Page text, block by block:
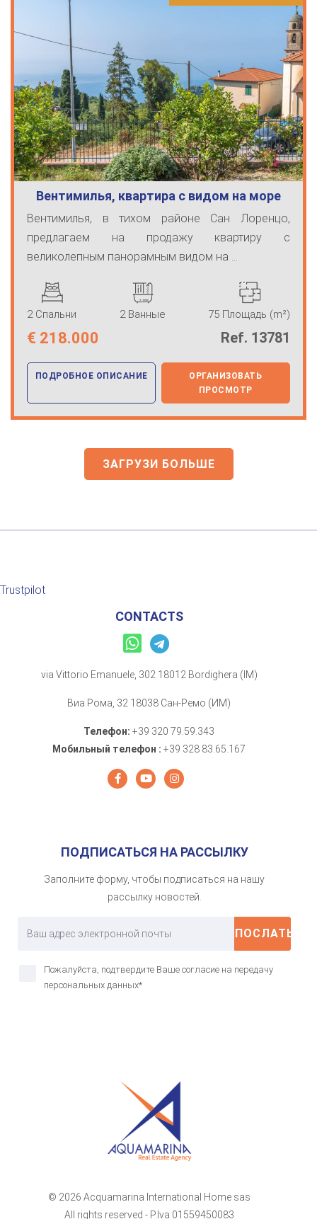
Вентимилья, квартира с видом на море
Вентимилья, в тихом районе Сан Лоренцо,
предлагаем на продажу квартиру с
великолепным панорамным видом на ...
2 Спальни 2 Ванные 75 Площадь (m²)
€ 218.000 Ref. 13781
ПОДРОБНОЕ ОПИСАНИЕ
ОРГАНИЗОВАТЬ
ПРОСМОТР
ЗАГРУЗИ БОЛЬШЕ
Trustpilot
© 2026 Acquamarina International Home sas
All rights reserved - P.Iva 01559450083
CONTACTS
via Vittorio Emanuele, 302 18012 Bordighera (IM)
Виа Рома, 32 18038 Сан-Ремо (ИМ)
Телефон: +39 320 79.59.343
Мобильный телефон : +39 328 83.65.167
ПОДПИСАТЬСЯ НА РАССЫЛКУ
Заполните форму, чтобы подписаться на нашу
рассылку новостей.
ПОСЛАТЬ
Пожалуйста, подтвердите Ваше согласие на передачу
персональных данных*